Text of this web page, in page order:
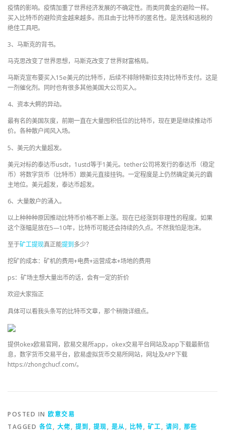
疫情的影响。疫情加重了世界经济发展的不确定性。而类同黄金的避险一样。
买入比特币的避险资金越来越多。而且由于比特币的匿名性。是洗钱和逃税的
绝佳工具吧。
3、马斯克的背书。
马克思改变了世界思想，马斯克改变了世界财富格局。
马斯克宣布要买入15e美元的比特币，后续不排除特斯拉支持比特币支付。这是
一剂催化剂。同时也有很多其他美国大公司买入。
4、资本大鳄的异动。
最有名的美国灰度，前期一直在大量囤积低位的比特币，现在更是继续推动币
价。各种散户闻风入场。
5、美元的大量超发。
美元对标的泰达币usdt，1ustd等于1美元。tether公司将发行的泰达币（稳定
币）将数字货币（比特币）跟美元直接挂钩。一定程度是上仍然确定美元的霸
主地位。美元超发，泰达币超发。
6、大量散户的涌入。
以上种种种原因推动比特币价格不断上涨。现在已经涨到非理性的程度。如果
这个涨幅是放在5—10年，比特币可能还会持续的久点。不然我怕是泡沫。
至于矿工提现真正能提到多少？
挖矿的成本：矿机的费用+电费+运营成本+场地的费用
ps：矿场主想大量出币的话，会有一定的折价
欢迎大家指正
具体可以看我头条写的比特币文章，那个稍微详细点。
提供okex欧易官网，欧易交易所app，okex交易平台网站及app下载最新信
息，数字货币交易平台，欧易虚拟货币交易所网站，网址及APP下载
https://zhongchucf.com/。
POSTED IN 欧意交易
TAGGED 各位, 大佬, 提到 , 提现, 是从, 比特, 矿工, 请问, 那些